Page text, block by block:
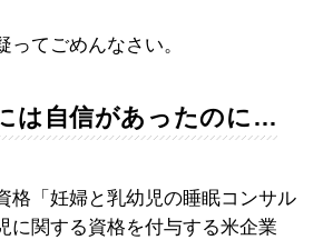
ってごめんなさい。
は自信があったのに…
格「妊婦と乳幼児の睡眠コンサル
に関する資格を付与する米企業